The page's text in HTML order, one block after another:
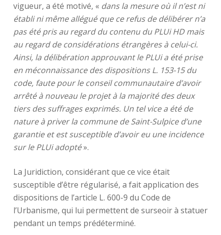
vigueur, a été motivé, « dans la mesure où il n’est ni
établi ni même allégué que ce refus de délibérer n’a
pas été pris au regard du contenu du PLUi HD mais
au regard de considérations étrangères à celui-ci.
Ainsi, la délibération approuvant le PLUi a été prise
en méconnaissance des dispositions L. 153-15 du
code, faute pour le conseil communautaire d’avoir
arrêté à nouveau le projet à la majorité des deux
tiers des suffrages exprimés. Un tel vice a été de
nature à priver la commune de Saint-Sulpice d’une
garantie et est susceptible d’avoir eu une incidence
sur le PLUi adopté».
La Juridiction, considérant que ce vice était
susceptible d’être régularisé, a fait application des
dispositions de l’article L. 600-9 du Code de
l’Urbanisme, qui lui permettent de surseoir à statuer
pendant un temps prédéterminé.